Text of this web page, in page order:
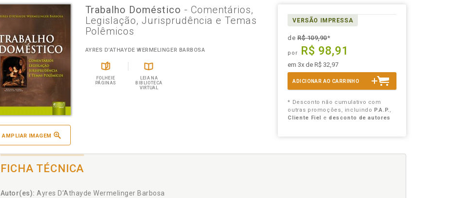
AMPLIAR IMAGEM
Trabalho Doméstico - Comentários,
Legislação, Jurisprudência e Temas
Polêmicos
AYRES D’ATHAYDE WERMELINGER BARBOSA
FOLHEIE
PÁGINAS
LEIA NA
BIBLIOTECA
VIRTUAL
VERSÃO IMPRESSA
deR$ 109,90*
por R$ 98,91
em 3x de R$ 32,97
ADICIONAR AO CARRINHO
* Desconto não cumulativo com
outras promoções, incluindo P.A.P.,
Cliente Fiel e desconto de autores
FICHA TÉCNICA
Autor(es): Ayres D’Athayde Wermelinger Barbosa